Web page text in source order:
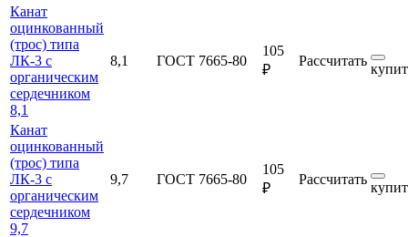
Канат
оцинкованный
(трос) типа
ЛК-3 с
органическим
сердечником
8,1
8,1 ГОСТ 7665-80
105
₽
Рассчитать
Канат
оцинкованный
(трос) типа
ЛК-3 с
органическим
сердечником
9,7
9,7 ГОСТ 7665-80
105
₽
Рассчитать